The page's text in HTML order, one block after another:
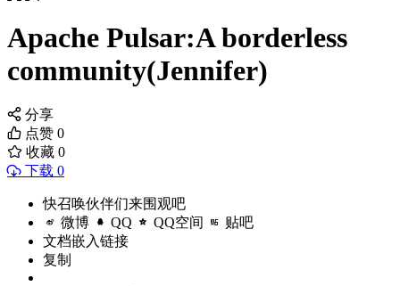
Apache Pulsar:A borderless
community(Jennifer)
分享
点赞 0
收藏 0
下载 0
快召唤伙伴们来围观吧
微博 QQ QQ空间 贴吧
文档嵌入链接
复制